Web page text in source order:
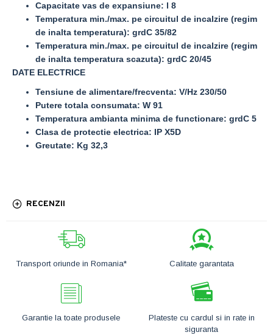
Transport oriunde in Romania* Calitate garantata
Garantie la toate produsele
Plateste cu cardul si in rate in
siguranta
Capacitate vas de expansiune: l 8
Temperatura min./max. pe circuitul de incalzire (regim
de inalta temperatura): grdC 35/82
Temperatura min./max. pe circuitul de incalzire (regim
de inalta temperatura scazuta): grdC 20/45
DATE ELECTRICE
Tensiune de alimentare/frecventa: V/Hz 230/50
Putere totala consumata: W 91
Temperatura ambianta minima de functionare: grdC 5
Clasa de protectie electrica: IP X5D
Greutate: Kg 32,3
RECENZII